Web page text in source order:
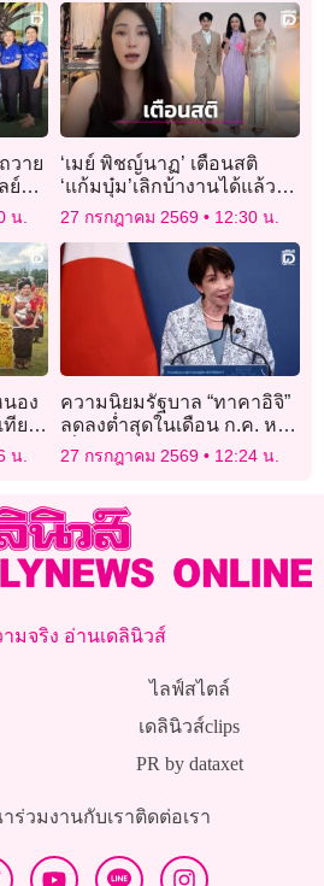
วาย
ย์
น.
‘เมย์ พิชญ์นาฏ’ เตือนสติ
‘แก้มบุ๋ม’เลิกบ้างานได้แล้ว
เร่งใส่ตัวอ่อนก่อนแก่แล้ว
27 กรกฎาคม 2569 12:30 น.
นอง
ทียน
น.
ความนิยมรัฐบาล “ทาคาอิจิ”
ลดลงต่ำสุดในเดือน ก.ค. หลัง
ญี่ปุ่นค่าครองชีพพุ่ง
27 กรกฎาคม 2569 12:24 น.
มจริง อ่านเดลินิวส์
ไลฟ์สไตล์
เดลินิวส์clips
PR by dataxet
ร่วมงานกับเราติดต่อเรา